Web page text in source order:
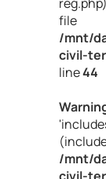
file
/mnt/
civil-
line44
/mnt/